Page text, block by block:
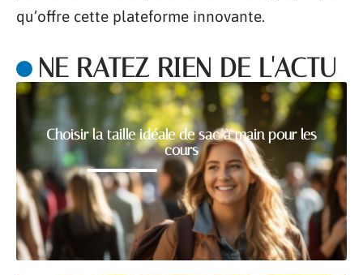
qu’offre cette plateforme innovante.
NE RATEZ RIEN DE L'ACTU
Choisir la taille idéale de sac à main pour les
cours